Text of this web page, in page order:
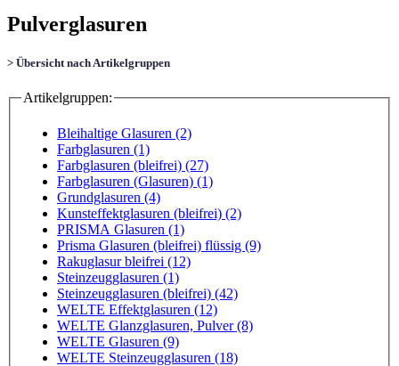
Pulverglasuren
> Übersicht nach Artikelgruppen
Artikelgruppen:
Bleihaltige Glasuren (2)
Farbglasuren (1)
Farbglasuren (bleifrei) (27)
Farbglasuren (Glasuren) (1)
Grundglasuren (4)
Kunsteffektglasuren (bleifrei) (2)
PRISMA Glasuren (1)
Prisma Glasuren (bleifrei) flüssig (9)
Rakuglasur bleifrei (12)
Steinzeugglasuren (1)
Steinzeugglasuren (bleifrei) (42)
WELTE Effektglasuren (12)
WELTE Glanzglasuren, Pulver (8)
WELTE Glasuren (9)
WELTE Steinzeugglasuren (18)